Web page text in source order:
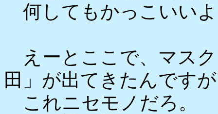
何してもかっこいい
えーとここで、マス
田」が出てきたんです
これニセモノだろ。